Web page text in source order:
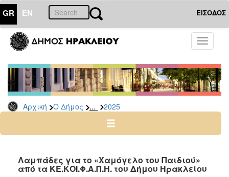
GR EN ΕΙΣΟΔΟΣ
Toggle
Αρχική Ο Δήμος ... 2025
ΔΗΜΟΣ
Δελτία
Τύπου
Αρχείο
2026
2024
2022
Λαμπάδες για το «Χαμόγελο του Παιδιού»
από τα ΚΕ.ΚΟΙ.Φ.Α.Π.Η. του Δήμου Ηρακλείου